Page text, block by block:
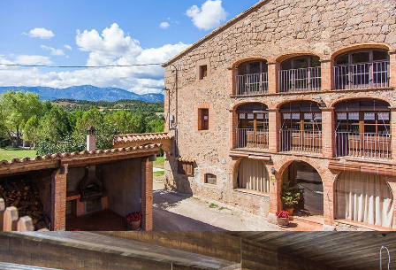
SALLE POLYVALENTE